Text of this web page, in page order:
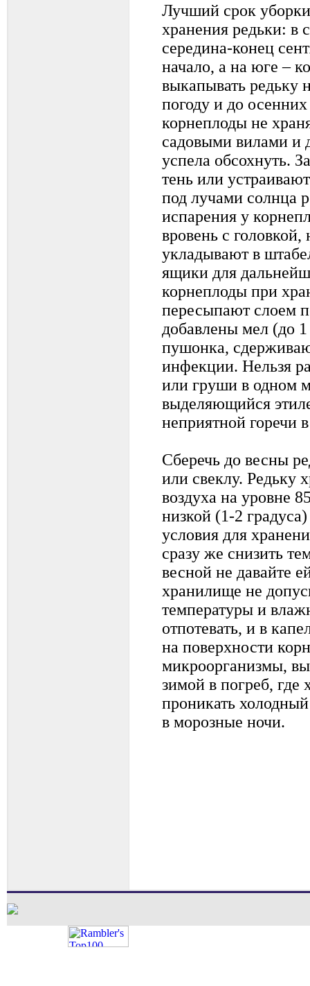
Лучший срок
хранения редьки: в
середина-конец
начало, а на юге –
выкапывать редьку
погоду и до
корнеплоды не
садовыми вилами и
успела обсохнуть.
тень или
под лучами солнца
испарения у
вровень с
укладывают в
ящики для
корнеплоды при
пересыпают слоем
добавлены мел (до
пушонка,
инфекции. Нельзя
или груши в одном
выделяющийся
неприятной горечи
Сберечь до весны
или свеклу. Редьку
воздуха на уровне
низкой (1-2
условия для
сразу же снизить
весной не давайте
хранилище не
температуры и
отпотевать, и в
на поверхности
микроорганизмы,
зимой в погреб, где
проникать
в морозные ночи.